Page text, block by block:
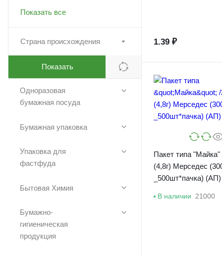
Показать все
Страна происхождения
Показать
Одноразовая
бумажная посуда
Биоразлагаемая упаковка и
Бумажная посуда для
праздников
Держатели и манжеты для
Крышки для стаканов
Порционные стики
Бумажная упаковка
Гофрокороба
Бумажные уголки и оберточная
прямоугольным дном
Бумажные пакеты с V-
образным дном и пергамент
Упаковка для
фастфуда
Упаковка на вынос
Эко-упаковка для фастфуда
Пакеты для гриля
Бытовая Химия
Дезинфицирующие средства
Моющие средства для
пищевого оборудования
Бумажно-
гигиеническая
продукция
1.39 ₽
Пакет типа
(4,8г) Мерседес
_500шт*пачка) (АП)
В наличии 21000